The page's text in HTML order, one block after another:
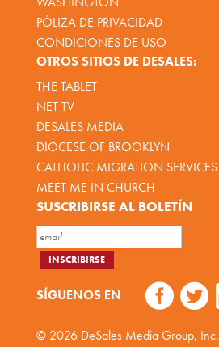
PÓLIZA DE PRIVACIDAD
CONDICIONES DE USO
OTROS SITIOS DE DESALES:
THE TABLET
NET TV
DESALES MEDIA
DIOCESE OF BROOKLYN
CATHOLIC MIGRATION SERVICES
MEET ME IN CHURCH
SUSCRIBIRSE AL BOLETÍN
SÍGUENOS EN
© 2026 DeSales Media Group, Inc.